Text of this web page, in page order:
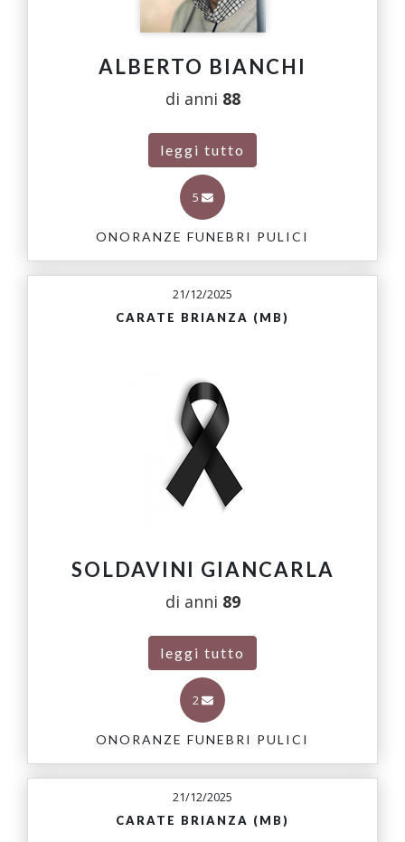
ALBERTO BIANCHI
di anni 88
leggi tutto
5
ONORANZE FUNEBRI PULICI
21/12/2025
CARATE BRIANZA (MB)
SOLDAVINI GIANCARLA
di anni 89
leggi tutto
2
ONORANZE FUNEBRI PULICI
21/12/2025
CARATE BRIANZA (MB)